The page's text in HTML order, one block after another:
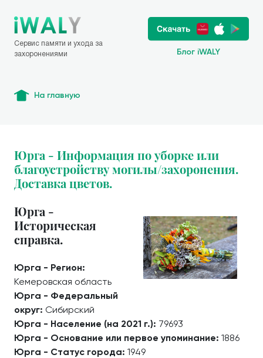
Сервис памяти и ухода за
захоронениями
Блог iWALY
На главную
Юрга - Информация по уборке или
благоустройству могилы/захоронения.
Доставка цветов.
Юрга -
Историческая
справка.
Юрга - Регион:
Кемеровская область
Юрга - Федеральный
округ: Сибирский
Юрга - Население (на 2021 г.): 79693
Юрга - Основание или первое упоминание: 1886
Юрга - Статус города: 1949